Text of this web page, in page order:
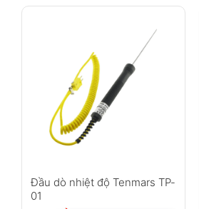
Đầu dò nhiệt độ Tenmars TP-
01